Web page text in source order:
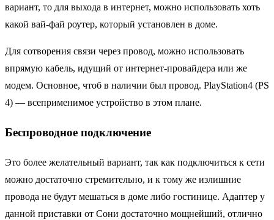
вариант, то для выхода в интернет, можно использовать хоть
какой вай-фай роутер, который установлен в доме.
Для сотворения связи через провод, можно использовать
впрямую кабель, идущий от интернет-провайдера или же
модем. Основное, чтоб в наличии был провод. PlayStation4 (PS
4) — всеприменимое устройство в этом плане.
Беспроводное подключение
Это более желательный вариант, так как подключиться к сети
можно достаточно стремительно, и к тому же излишние
провода не будут мешаться в доме либо гостинице. Адаптер у
данной приставки от Сони достаточно мощнейший, отлично